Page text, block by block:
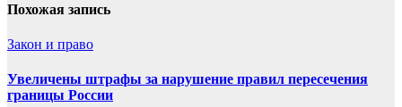
Похожая запись
Закон и право
Увеличены штрафы за нарушение правил пересечения
границы России